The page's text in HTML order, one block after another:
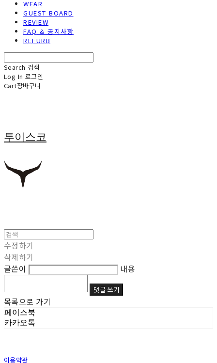
WEAR
GUEST BOARD
REVIEW
FAQ & 공지사항
REFURB
Search 검색
Log In 로그인
Cart장바구니
투이스코
수정하기
삭제하기
글쓴이
내용
댓글 쓰기
목록으로 가기
페이스북
카카오톡
이용약관